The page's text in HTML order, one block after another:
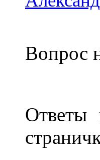
Вопрос
Ответы